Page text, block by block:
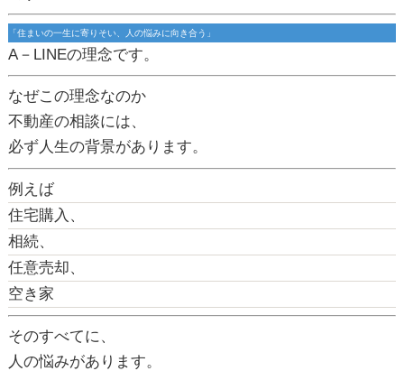
「住まいの一生に寄りそい、人の悩みに向き合う」
A－LINEの理念です。
なぜこの理念なのか
不動産の相談には、
必ず人生の背景があります。
例えば
住宅購入、
相続、
任意売却、
空き家
そのすべてに、
人の悩みがあります。